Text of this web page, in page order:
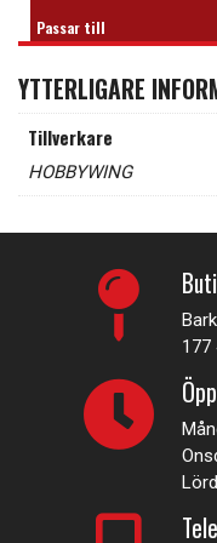
Passar till
YTTERLIGARE
Tillverkare
HOBBYWING
177